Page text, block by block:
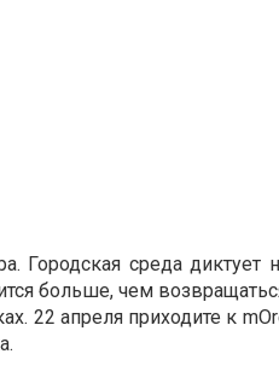
Городская среда диктует
больше, чем
22 апреля приходите к